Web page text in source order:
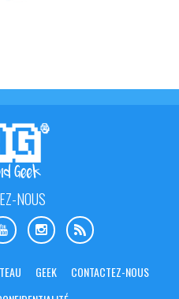
NOUS
GEEK
CONTACTEZ-NOUS